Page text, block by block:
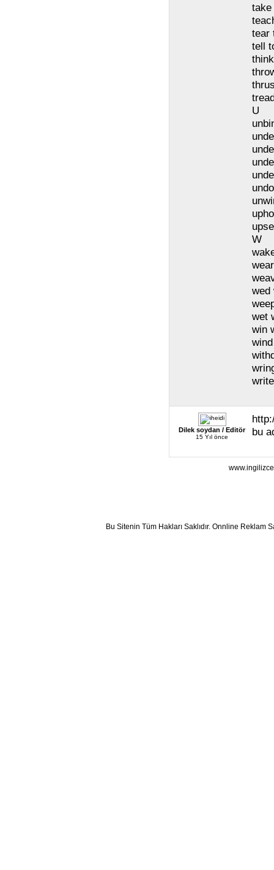
take
tear
tell
U
W
wed
wet
win
Dilek soydan / Editör
15 Yıl önce
bu
Bu Sitenin Tüm Hakları Saklıdır. Onnline